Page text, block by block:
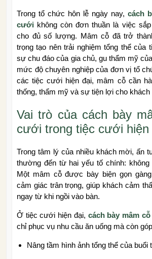
Trong tổ chức hôn lễ ngày nay, cách
cưới không còn đơn thuần là việc
cho đủ số lượng. Mâm cỗ đã trở
trọng tạo nên trải nghiệm tổng thể của
sự chu đáo của gia chủ, gu thẩm mỹ
mức độ chuyên nghiệp của đơn vị tổ
các tiệc cưới hiện đại, mâm cỗ cần
thống, thẩm mỹ và sự tiện lợi cho khách
Vai trò của cách bày
cưới trong tiệc cưới hiện
Trong tâm lý của nhiều khách mời, ấn
thường đến từ hai yếu tố chính: không
Một mâm cỗ được bày biện gọn
cảm giác trân trọng, giúp khách cảm
ngay từ khi ngồi vào bàn.
Ở tiệc cưới hiện đại, cách bày mâm
chỉ phục vụ nhu cầu ăn uống mà còn
Nâng tầm hình ảnh tổng thể của buổi